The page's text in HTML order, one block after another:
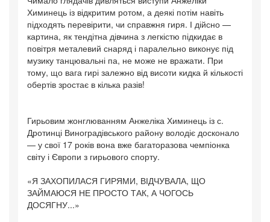
Химинець із відкритим ротом, а деякі потім навіть
підходять перевірити, чи справжня гиря. І дійсно —
картина, як тендітна дівчина з легкістю підкидає в
повітря металевий снаряд і паралельно виконує під
музику танцювальні па, не може не вражати. При
тому, що вага гирі залежно від висоти кидка й кількості
обертів зростає в кілька разів!
Гирьовим жонглюванням Анжеліка Химинець із с.
Дротинці Виноградівського району володіє досконало
— у свої 17 років вона вже багаторазова чемпіонка
світу і Європи з гирьового спорту.
«Я ЗАХОПИЛАСЯ ГИРЯМИ, ВІДЧУВАЛА, ЩО
ЗАЙМАЮСЯ НЕ ПРОСТО ТАК, А ЧОГОСЬ
ДОСЯГНУ...»